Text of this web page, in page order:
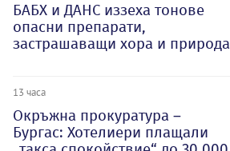
БАБХ и ДАНС иззеха тонове
опасни препарати,
застрашаващи хора и природа
13 часа
Окръжна прокуратура –
Бургас: Хотелиери плащали